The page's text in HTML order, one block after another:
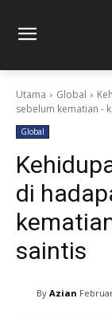
Utama Global
sebelum kematian -
Global
di
saintis
By Azian